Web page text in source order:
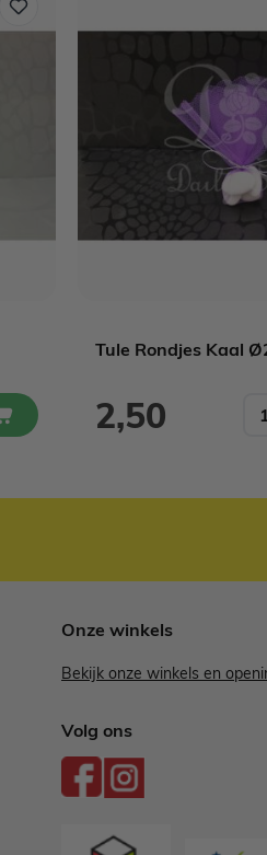
Tule Rondjes Kaal
2,50
Onze winkels
Bekijk onze winkels en
Volg ons